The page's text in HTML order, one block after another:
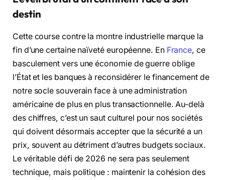
destin
Cette course contre la montre industrielle marque la
fin d’une certaine naïveté européenne. En France, ce
basculement vers une économie de guerre oblige
l’État et les banques à reconsidérer le financement de
notre socle souverain face à une administration
américaine de plus en plus transactionnelle. Au-delà
des chiffres, c’est un saut culturel pour nos sociétés
qui doivent désormais accepter que la sécurité a un
prix, souvent au détriment d’autres budgets sociaux.
Le véritable défi de 2026 ne sera pas seulement
technique, mais politique : maintenir la cohésion des